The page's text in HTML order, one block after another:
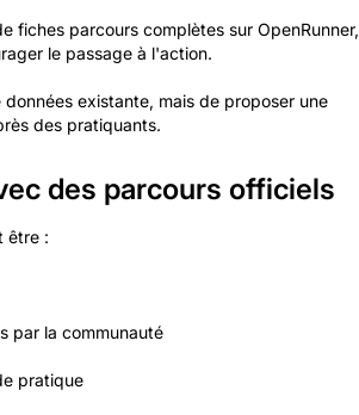
fiches parcours complètes sur OpenRunner,
le passage à l'action.
existante, mais de proposer une
des pratiquants.
des parcours officiels
être :
par la communauté
pratique